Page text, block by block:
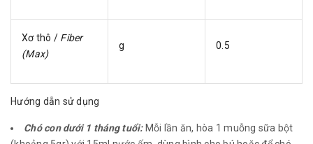
Xơ thô / Fiber
(Max)
g 0.5
Hướng dẫn sử dụng
Chó con dưới 1 tháng tuổi:Mỗi lần ăn, hòa 1 muỗng sữa bột